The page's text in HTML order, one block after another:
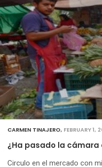
CARMEN TINAJERO, FEBRUARY 1,
¿Ha pasado la cámara
Circulo en el mercado con